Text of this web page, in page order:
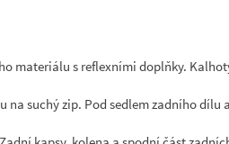
materiálu s reflexními doplňky.
suchý zip. Pod sedlem zadního